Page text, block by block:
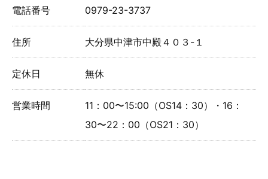
電話番号 0979-23-3737
住所 大分県中津市中殿４０３-１
定休日 無休
営業時間
11：00〜15:00（OS14：30）・16：
30〜22：00（OS21：30）